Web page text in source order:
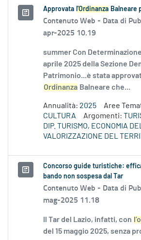
Approvata l'Ordinanza Balneare
Contenuto Web - Data di
apr-2025 10.19
summer Con Determinazione
aprile 2025 della Sezione
Patrimonio...è stata
Ordinanza Balneare che...
Annualità: 2025 Aree
CULTURA
Argomenti:
DIP. TURISMO, ECONOMIA
VALORIZZAZIONE DEL
Concorso guide turistiche:
bando non sospesa dal Tar
Contenuto Web - Data di
mag-2025 11.18
Il Tar del Lazio, infatti, con
del 15 maggio 2025, senza